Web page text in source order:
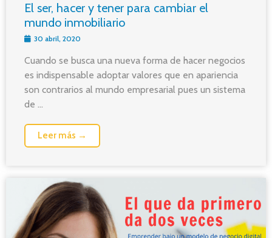
El ser, hacer y tener para cambiar el
mundo inmobiliario
30 abril, 2020
Cuando se busca una nueva forma de hacer negocios
es indispensable adoptar valores que en apariencia
son contrarios al mundo empresarial pues un sistema
de ...
Leer más →